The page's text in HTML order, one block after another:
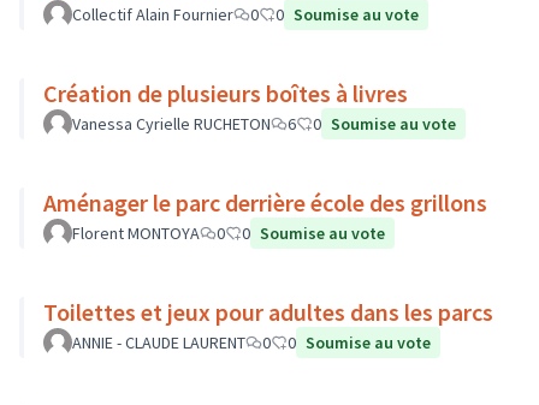
Collectif Alain Fournier 0 0 Soumise au vote
Création de plusieurs boîtes à livres
Vanessa Cyrielle RUCHETON 6 0 Soumise au vote
Aménager le parc derrière école des grillons
Florent MONTOYA 0 0 Soumise au vote
Toilettes et jeux pour adultes dans les parcs
ANNIE - CLAUDE LAURENT 0 0 Soumise au vote